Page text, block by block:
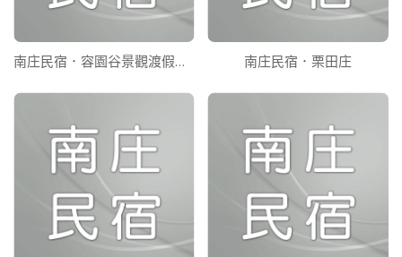
南庄民宿．容園谷景觀渡假山莊 南庄民宿．栗田庄